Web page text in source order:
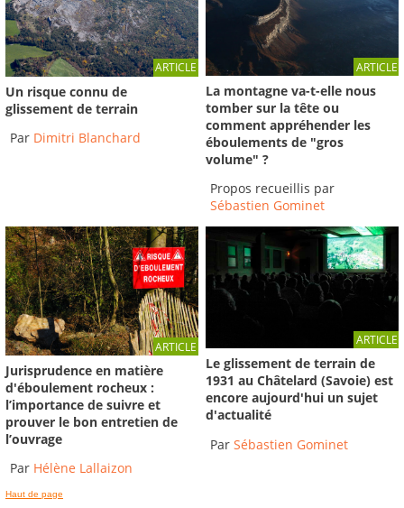
ARTICLE
Un risque connu de
glissement de terrain
Par Dimitri Blanchard
ARTICLE
La montagne va-t-elle nous
tomber sur la tête ou
comment appréhender les
éboulements de "gros
volume" ?
Propos recueillis par
Sébastien Gominet
ARTICLE
Jurisprudence en matière
d'éboulement rocheux :
l’importance de suivre et
prouver le bon entretien de
l’ouvrage
Par Hélène Lallaizon
ARTICLE
Le glissement de terrain de
1931 au Châtelard (Savoie) est
encore aujourd'hui un sujet
d'actualité
ParSébastien Gominet
Haut de page